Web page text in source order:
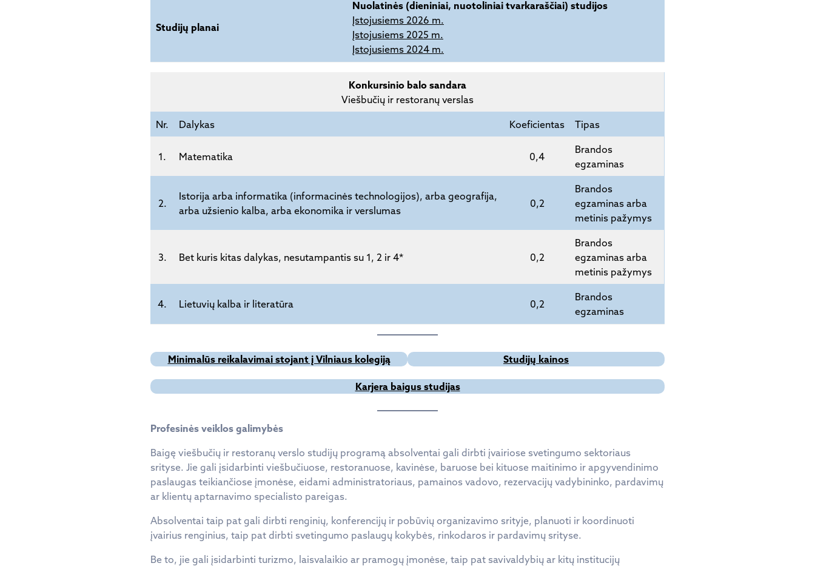
Studijų planai
Nuolatinės (dieniniai, nuotoliniai tvarkaraščiai) studijos
Įstojusiems 2026 m.
Įstojusiems 2025 m.
Įstojusiems 2024 m.
Konkursinio balo sandara
Viešbučių ir restoranų verslas
Nr. Dalykas Koeficientas Tipas
1. Matematika 0,4
Brandos
egzaminas
2.
Istorija arba informatika (informacinės technologijos), arba geografija,
arba užsienio kalba, arba ekonomika ir verslumas
0,2
Brandos
egzaminas arba
metinis pažymys
3. Bet kuris kitas dalykas, nesutampantis su 1, 2 ir 4* 0,2
Brandos
egzaminas arba
metinis pažymys
4. Lietuvių kalba ir literatūra 0,2
Brandos
egzaminas
Minimalūs reikalavimai stojant į Vilniaus kolegiją Studijų kainos
Karjera baigus studijas
Profesinės veiklos galimybės
Baigę viešbučių ir restoranų verslo studijų programą absolventai gali dirbti įvairiose svetingumo sektoriaus
srityse. Jie gali įsidarbinti viešbučiuose, restoranuose, kavinėse, baruose bei kituose maitinimo ir apgyvendinimo
paslaugas teikiančiose įmonėse, eidami administratoriaus, pamainos vadovo, rezervacijų vadybininko, pardavimų
ar klientų aptarnavimo specialisto pareigas.
Absolventai taip pat gali dirbti renginių, konferencijų ir pobūvių organizavimo srityje, planuoti ir koordinuoti
įvairius renginius, taip pat dirbti svetingumo paslaugų kokybės, rinkodaros ir pardavimų srityse.
Be to, jie gali įsidarbinti turizmo, laisvalaikio ar pramogų įmonėse, taip pat savivaldybių ar kitų institucijų